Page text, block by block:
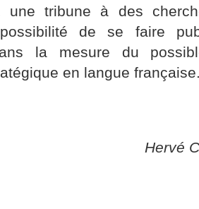
une tribune à des
de se faire
la mesure du
en langue
Hervé